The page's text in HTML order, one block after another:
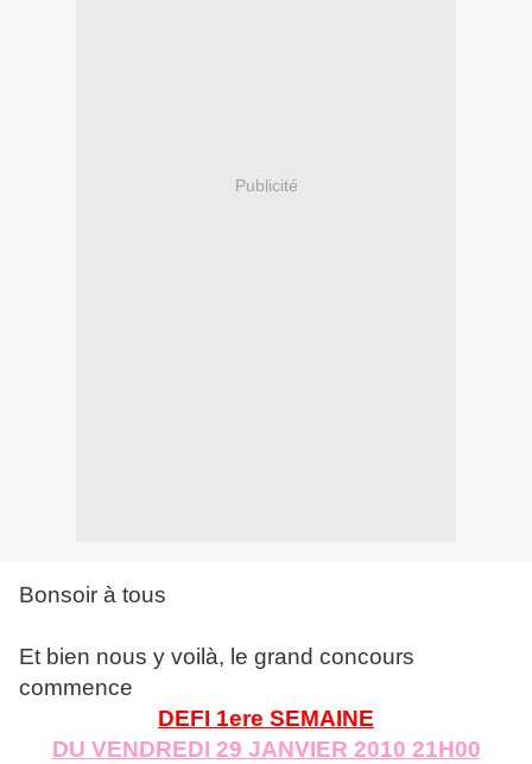
Publicité
Bonsoir à tous
Et bien nous y voilà, le grand concours
commence
DEFI 1ere SEMAINE
DU VENDREDI 29 JANVIER 2010 21H00